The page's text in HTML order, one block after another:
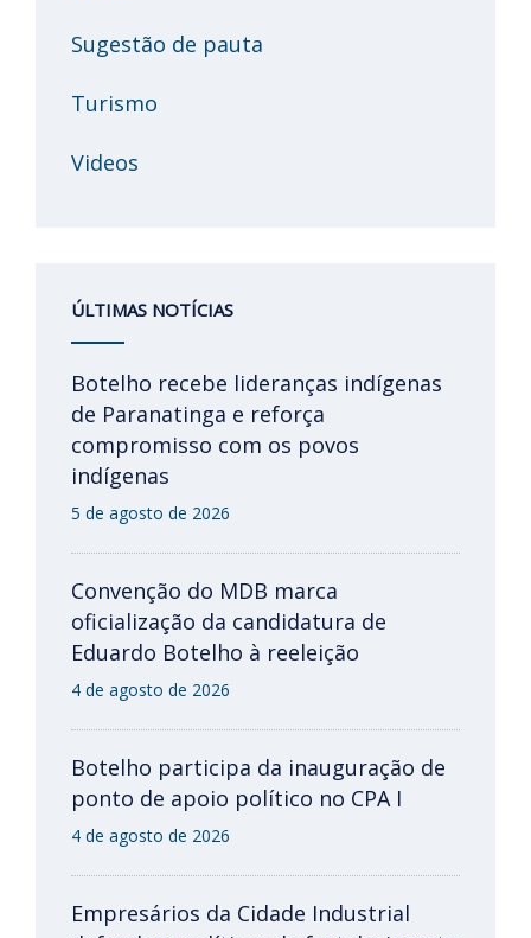
Sugestão de pauta
Turismo
Videos
ÚLTIMAS NOTÍCIAS
Botelho recebe lideranças indígenas
de Paranatinga e reforça
compromisso com os povos
indígenas
5 de agosto de 2026
Convenção do MDB marca
oficialização da candidatura de
Eduardo Botelho à reeleição
4 de agosto de 2026
Botelho participa da inauguração de
ponto de apoio político no CPA I
4 de agosto de 2026
Empresários da Cidade Industrial